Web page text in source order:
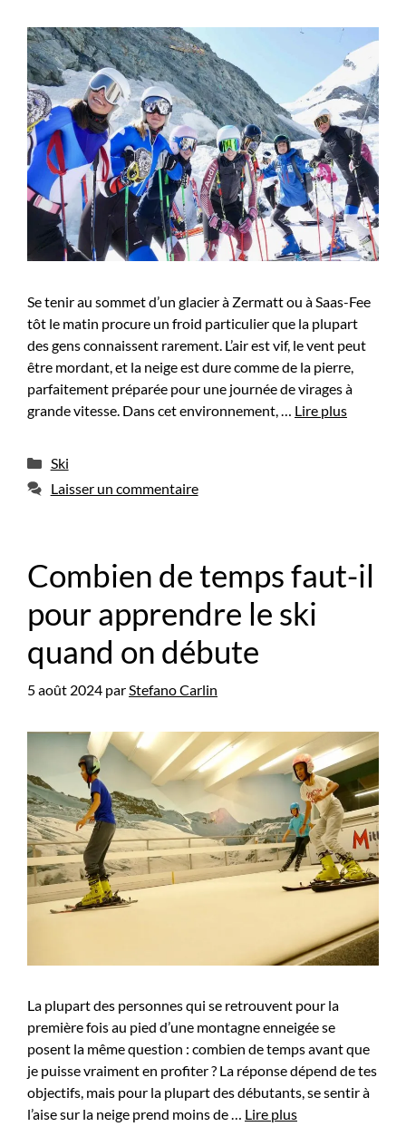
Se tenir au sommet d’un glacier à Zermatt ou à Saas-Fee
tôt le matin procure un froid particulier que la plupart
des gens connaissent rarement. L’air est vif, le vent peut
être mordant, et la neige est dure comme de la pierre,
parfaitement préparée pour une journée de virages à
grande vitesse. Dans cet environnement, … Lire plus
Catégories
Ski
Laisser un commentaire
Combien de temps faut-il
pour apprendre le ski
quand on débute
5 août 2024 par Stefano Carlin
La plupart des personnes qui se retrouvent pour la
première fois au pied d’une montagne enneigée se
posent la même question : combien de temps avant que
je puisse vraiment en profiter ? La réponse dépend de tes
objectifs, mais pour la plupart des débutants, se sentir à
l’aise sur la neige prend moins de … Lire plus